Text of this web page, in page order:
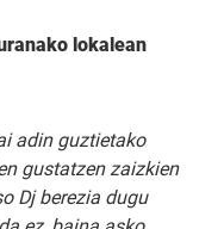
lokalean
adin guztietako
gustatzen zaizkien
Dj berezia dugu